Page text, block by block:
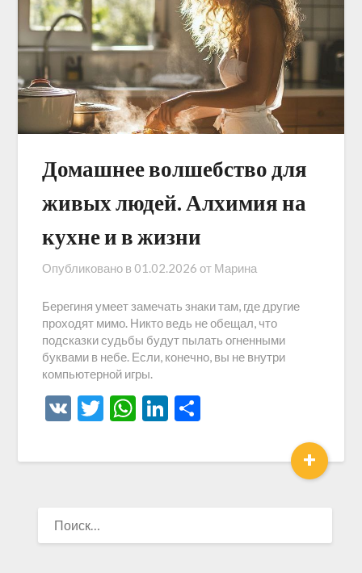
Домашнее волшебство для
живых людей. Алхимия на
кухне и в жизни
Опубликовано в 01.02.2026 от Марина
Берегиня умеет замечать знаки там, где другие
проходят мимо. Никто ведь не обещал, что
подсказки судьбы будут пылать огненными
буквами в небе. Если, конечно, вы не внутри
компьютерной игры.
VK Twitter
WhatsApp
LinkedIn
+